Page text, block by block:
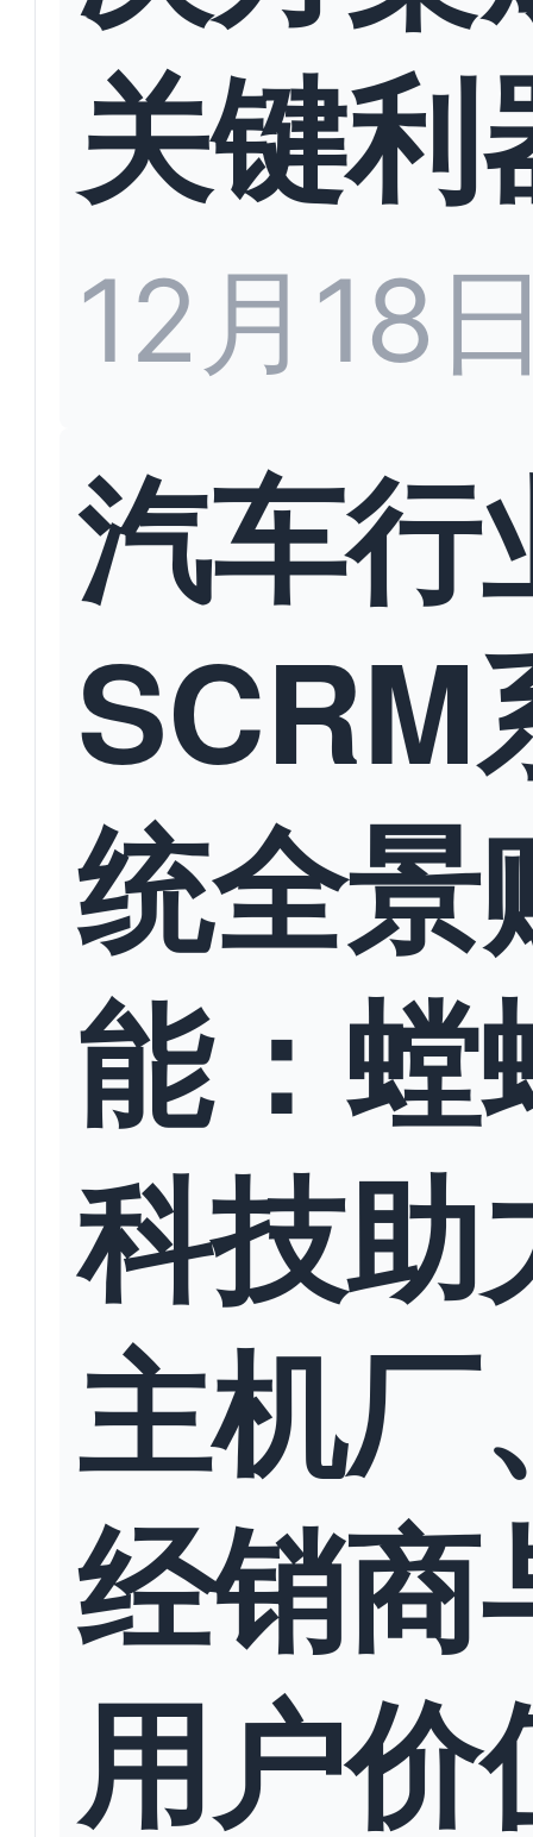
关键利
12月18
汽车行
SCRM
统全景
能：螳
科技助
主机厂
经销商
用户价